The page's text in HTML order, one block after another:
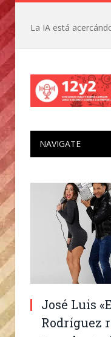
NAVIGATE
José Luis
Rodríguez